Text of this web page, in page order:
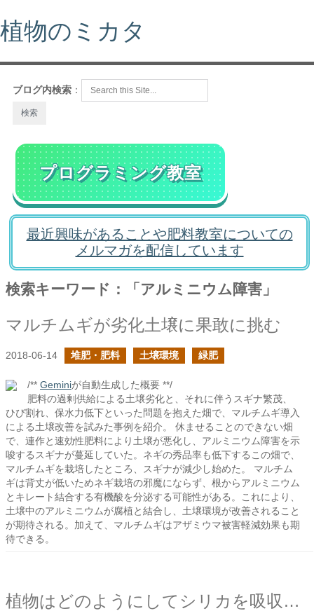
植物のミカタ
ブログ内検索 ：
プログラミング教室
最近興味があることや肥料教室についての
メルマガを配信しています
検索キーワード：「アルミニウム障害」
マルチムギが劣化土壌に果敢に挑む
2018-06-14 堆肥・肥料 土壌環境 緑肥
/** Geminiが自動生成した概要 **/
肥料の過剰供給による土壌劣化と、それに伴うスギナ繁茂、
ひび割れ、保水力低下といった問題を抱えた畑で、マルチムギ導入
による土壌改善を試みた事例を紹介。 休ませることのできない畑
で、連作と速効性肥料により土壌が悪化し、アルミニウム障害を示
唆するスギナが蔓延していた。ネギの秀品率も低下するこの畑で、
マルチムギを栽培したところ、スギナが減少し始めた。 マルチム
ギは背丈が低いためネギ栽培の邪魔にならず、根からアルミニウム
とキレート結合する有機酸を分泌する可能性がある。これにより、
土壌中のアルミニウムが腐植と結合し、土壌環境が改善されること
が期待される。加えて、マルチムギはアザミウマ被害軽減効果も期
待できる。
植物はどのようにしてシリカを吸収するか？